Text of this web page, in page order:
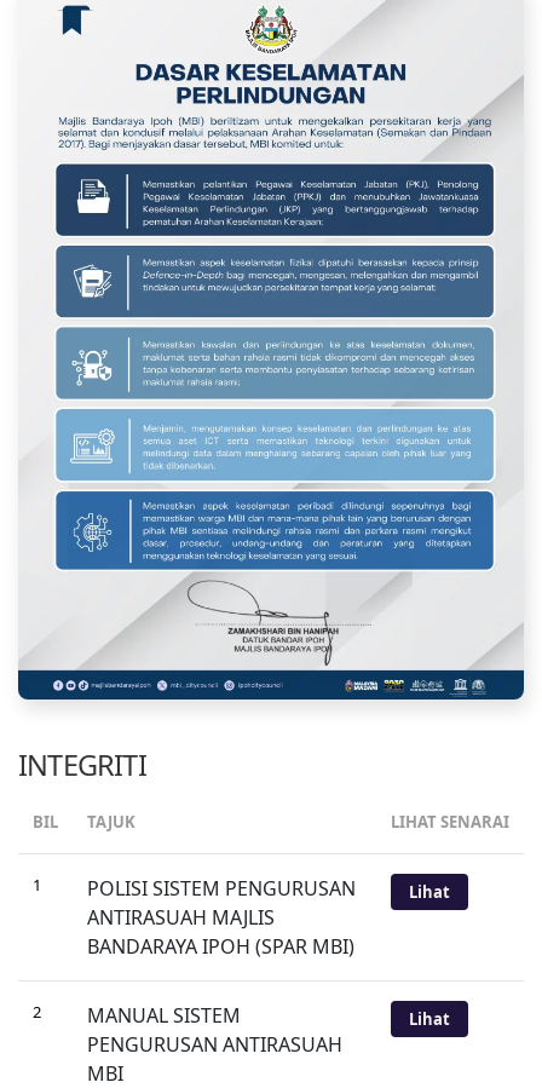
INTEGRITI
BIL TAJUK LIHAT SENARAI
1
POLISI SISTEM PENGURUSAN
ANTIRASUAH MAJLIS
BANDARAYA IPOH (SPAR MBI)
Lihat
2
MANUAL SISTEM
PENGURUSAN ANTIRASUAH
MBI
Lihat